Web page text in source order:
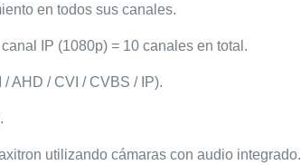
en todos sus canales.
IP (1080p) = 10 canales en total.
AHD / CVI / CVBS / IP).
utilizando cámaras con audio integrado.